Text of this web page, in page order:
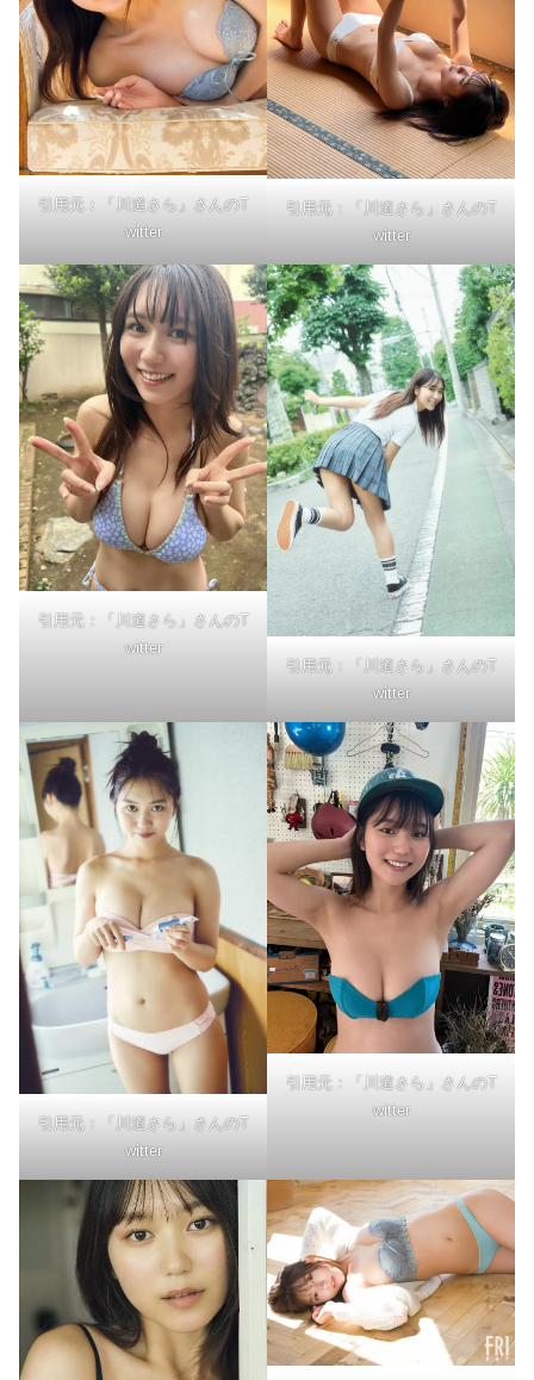
引用元：「川道さら」さんのT
witter
引用元：「川道さら」さんのT
witter
引用元：「川道さら」さんのT
witter
引用元：「川道さら」さんのT
witter
引用元：「川道さら」さんのT
witter
引用元：「川道さら」さんのT
witter